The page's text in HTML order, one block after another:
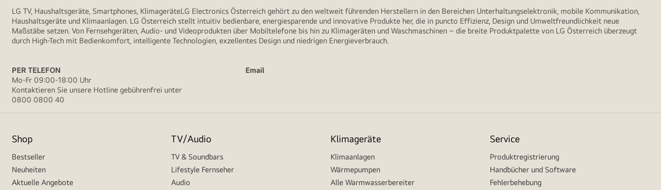
LG TV, Haushaltsgeräte, Smartphones, KlimageräteLG Electronics Österreich gehört zu den weltweit führenden Herstellern in den Bereichen Unterhaltungselektronik, mobile Kommunikation,
Haushaltsgeräte und Klimaanlagen. LG Österreich stellt intuitiv bedienbare, energiesparende und innovative Produkte her, die in puncto Effizienz, Design und Umweltfreundlichkeit neue
Maßstäbe setzen. Von Fernsehgeräten, Audio- und Videoprodukten über Mobiltelefone bis hin zu Klimageräten und Waschmaschinen – die breite Produktpalette von LG Österreich überzeugt
durch High-Tech mit Bedienkomfort, intelligente Technologien, exzellentes Design und niedrigen Energieverbrauch.
PER TELEFON
Email
Mo-Fr 09:00-18:00 Uhr
Kontaktieren Sie unsere Hotline gebührenfrei unter
0800 0800 40
Shop
Bestseller
Neuheiten
Aktuelle Angebote
TV/Audio
TV & Soundbars
Lifestyle Fernseher
Audio
Klimageräte
Klimaanlagen
Wärmepumpen
Alle Warmwasserbereiter
Service
Produktregistrierung
Handbücher und Software
Fehlerbehebung